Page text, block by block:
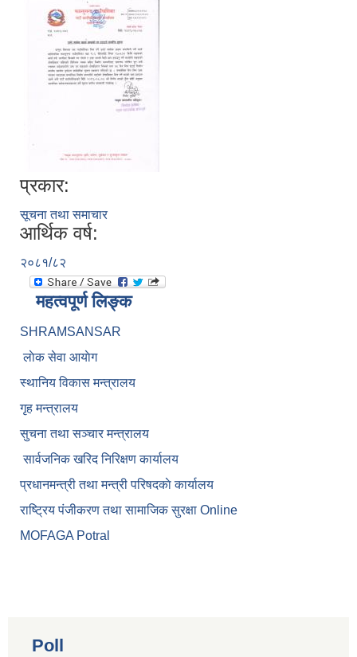
प्रकार:
सूचना तथा समाचार
आर्थिक वर्ष:
२०८१/८२
महत्वपूर्ण लिङ्क
SHRAMSANSAR
लाेक सेवा आयाेग
स्थानिय विकास मन्त्रालय
गृह मन्त्रालय
सुचना तथा सञ्चार मन्त्रालय
सार्वजनिक खरिद निरिक्षण कार्यालय
प्रधानमन्त्री तथा मन्त्री परिषदकाे कार्यालय
राष्ट्रिय पंजीकरण तथा सामाजिक सुरक्षा Online
MOFAGA Potral
Poll